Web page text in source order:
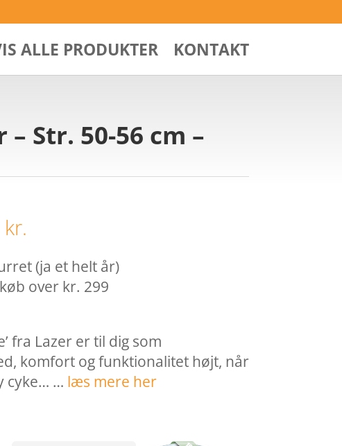
ALLE PRODUKTER KONTAKT
Str. 50-56 cm –
kr.
(ja et helt år)
over kr. 299
fra Lazer er til dig som
komfort og funktionalitet højt, når
cyke… … læs mere her